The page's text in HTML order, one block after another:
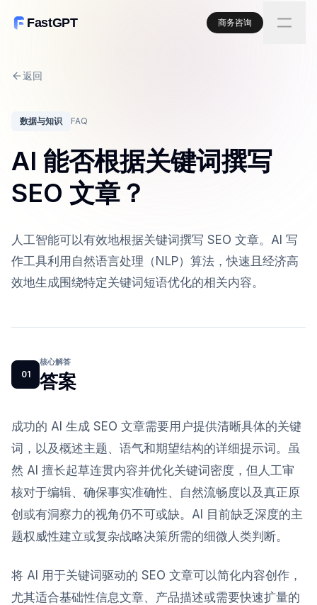
FastGPT 商务咨询
返回
数据与知识 FAQ
AI 能否根据关键词撰写
SEO 文章？
人工智能可以有效地根据关键词撰写 SEO 文章。AI 写
作工具利用自然语言处理（NLP）算法，快速且经济高
效地生成围绕特定关键词短语优化的相关内容。
01
核心解答
答案
成功的 AI 生成 SEO 文章需要用户提供清晰具体的关键
词，以及概述主题、语气和期望结构的详细提示词。虽
然 AI 擅长起草连贯内容并优化关键词密度，但人工审
核对于编辑、确保事实准确性、自然流畅度以及真正原
创或有洞察力的视角仍不可或缺。AI 目前缺乏深度的主
题权威性建立或复杂战略决策所需的细微人类判断。
将 AI 用于关键词驱动的 SEO 文章可以简化内容创作，
尤其适合基础性信息文章、产品描述或需要快速扩量的